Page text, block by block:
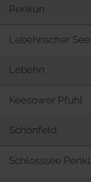
Penkun
Lebehnscher See
Lebehn
Keesower Pfuhl
Schönfeld
Schlosssee